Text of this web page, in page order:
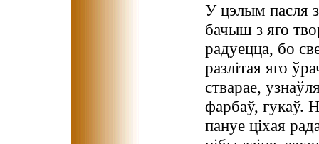
У цэлым пасля
бачыш з яго
радуецца, бо
разлітая яго
стварае,
фарбаў, гукаў.
пануе ціхая